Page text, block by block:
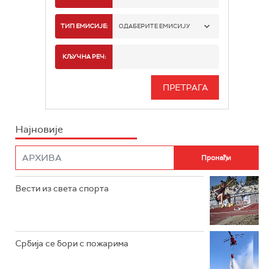
РАДИО БЕОГРАД 1
РАДИО БЕОГРАД 3
РАДИО РОКЕНРОЛЕР
РАДИО ЏЕЗЕР
ТИП ЕМИСИЈЕ: ОДАБЕРИТЕ ЕМИСИЈУ
ИНФО
КЉУЧНА РЕЧ:
Најновије
Вести из света спорта
Србија се бори с пожарима